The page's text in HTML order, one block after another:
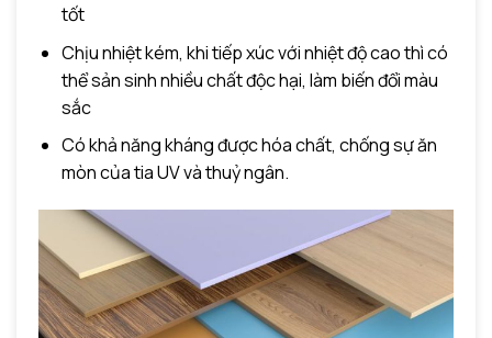
tốt
Chịu nhiệt kém, khi tiếp xúc với nhiệt độ cao thì có
thể sản sinh nhiều chất độc hại, làm biến đổi màu
sắc
Có khả năng kháng được hóa chất, chống sự ăn
mòn của tia UV và thuỷ ngân.